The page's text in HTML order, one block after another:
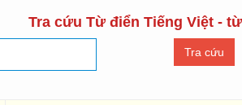
Tra cứu Từ điển Tiếng Việt -